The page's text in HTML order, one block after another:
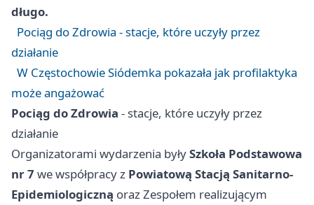
długo.
Pociąg do Zdrowia - stacje, które uczyły przez
działanie
W Częstochowie Siódemka pokazała jak profilaktyka
może angażować
Pociąg do Zdrowia - stacje, które uczyły przez
działanie
Organizatorami wydarzenia byłySzkoła Podstawowa
nr 7 we współpracy z Powiatową Stacją Sanitarno-
Epidemiologiczną oraz Zespołem realizującym